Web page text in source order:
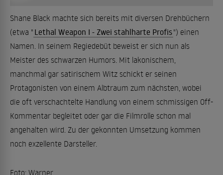
Shane Black machte sich bereits mit diversen Drehbüchern
(etwa " Lethal Weapon I - Zwei stahlharte Profis") einen
Namen. In seinem Regiedebüt beweist er sich nun als
Meister des schwarzen Humors. Mit lakonischem,
manchmal gar satirischem Witz schickt er seinen
Protagonisten von einem Albtraum zum nächsten, wobei
die oft verschachtelte Handlung von einem schmissigen Off-
Kommentar begleitet oder gar die Filmrolle schon mal
angehalten wird. Zu der gekonnten Umsetzung kommen
noch exzellente Darsteller.
Foto: Warner